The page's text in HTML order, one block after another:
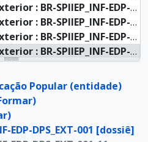
: BR-SPIIEP_INF-EDP-DPS_EXT-001-08 [diapositivo]
: BR-SPIIEP_INF-EDP-DPS_EXT-001-09 [diapositivo]
: BR-SPIIEP_INF-EDP-DPS_EXT-001-10 [diapositivo]
: BR-SPIIEP_INF-EDP-DPS_EXT-001-11 [diapositivo]
: BR-SPIIEP_INF-EDP-DPS_EXT-001-12 [diapositivo]
Exterior : BR-SPIIEP_INF-EDP-DPS_EXT-001-13 [diapositivo]
: BR-SPIIEP_INF-EDP-DPS_EXT-001-14 [diapositivo]
Exterior : BR-SPIIEP_INF-EDP-DPS_EXT-001-15 [diapositivo]
: BR-SPIIEP_INF-EDP-DPS_EXT-001-16 [diapositivo]
: BR-SPIIEP_INF-EDP-DPS_EXT-001-17 [diapositivo]
Popular (entidade)
EDP-DPS_EXT-001 [dossiê]